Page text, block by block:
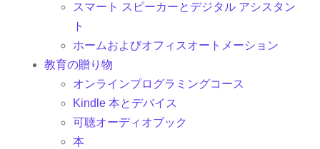
スマート スピーカーとデジタル アシスタン
ト
ホームおよびオフィスオートメーション
教育の贈り物
オンラインプログラミングコース
Kindle 本とデバイス
可聴オーディオブック
本